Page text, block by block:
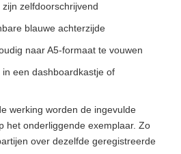
zelfdoorschrijvend
blauwe achterzijde
naar A5-formaat te vouwen
een dashboardkastje of
werking worden de ingevulde
het onderliggende exemplaar. Zo
over dezelfde geregistreerde